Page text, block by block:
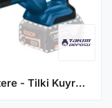
BOSCH GSA 185-LI Akülü Kılıç Testere - Tilki Kuyruğu